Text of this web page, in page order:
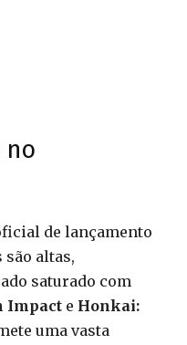
no
de lançamento
altas,
saturado com
Impact e Honkai:
uma vasta